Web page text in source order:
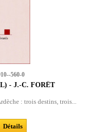
560-0
- J.-C. FORÊT
: trois destins, trois...
Détails